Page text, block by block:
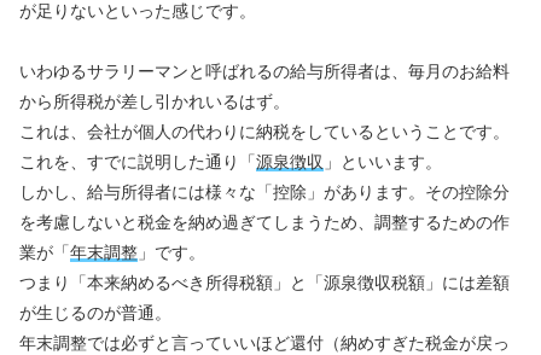
が足りないといった感じです。
いわゆるサラリーマンと呼ばれるの給与所得者は、毎月のお給料
から所得税が差し引かれいるはず。
これは、会社が個人の代わりに納税をしているということです。
これを、すでに説明した通り「源泉徴収 」といいます。
しかし、給与所得者には様々な「控除」があります。その控除分
を考慮しないと税金を納め過ぎてしまうため、調整するための作
業が「年末調整 」です。
つまり「本来納めるべき所得税額」と「源泉徴収税額」には差額
が生じるのが普通。
年末調整では必ずと言っていいほど還付（納めすぎた税金が戻っ